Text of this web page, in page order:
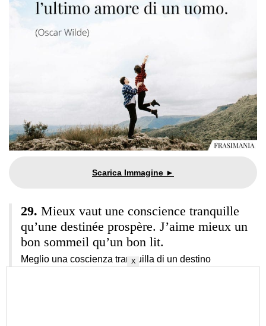
Mieux vaut une conscience tranquille
qu’une destinée prospère. J’aime mieux un
bon sommeil qu’un bon lit.
Meglio una coscienza tranquilla di un destino
X